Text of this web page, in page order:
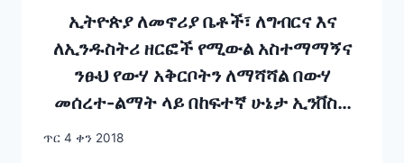
ኢትዮጵያ ለመኖሪያ ቤቶች፣ ለግብርና እና
ለኢንዱስትሪ ዘርፎች የሚውል አስተማማኝና
ንፁህ የውሃ አቅርቦትን ለማሻሻል በውሃ
መሰረተ-ልማት ላይ በከፍተኛ ሁኔታ ኢንቨስት
ጥር 4 ቀን 2018